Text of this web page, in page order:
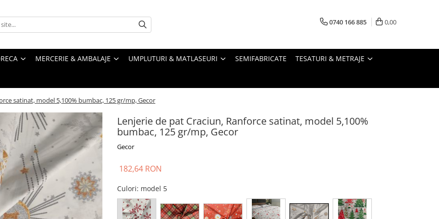
0740 166 885 0,00
MERCERIE & AMBALAJE UMPLUTURI & MATLASEURI SEMIFABRICATE TESATURI & METRAJE
satinat, model 5,100% bumbac, 125 gr/mp, Gecor
Lenjerie de pat Craciun, Ranforce satinat, model 5,100%
bumbac, 125 gr/mp, Gecor
Gecor
182,64 RON
Culori: model 5